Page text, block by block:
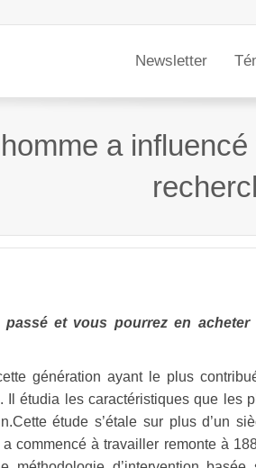
Newsletter
a
et vous pourrez en acheter
génération ayant le plus
Il étudia les caractéristiques que les
étude s’étale sur plus d’un
commencé à travailler remonte à